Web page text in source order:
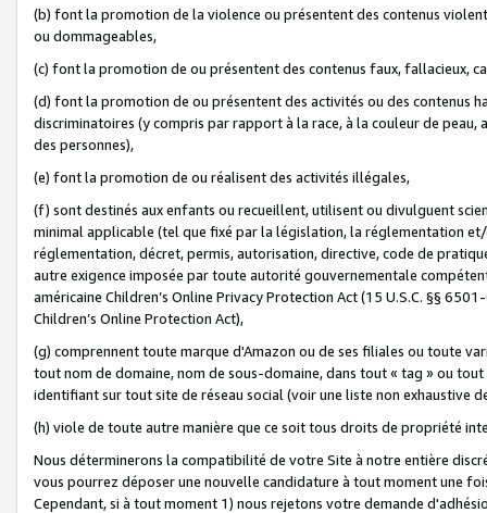
(b) font la promotion de la violence ou présentent des contenus
ou dommageables,
(c) font la promotion de ou présentent des contenus faux, fallacieux,
(d) font la promotion de ou présentent des activités ou des contenus
discriminatoires (y compris par rapport à la race, à la couleur de
des personnes),
(e) font la promotion de ou réalisent des activités illégales,
(f) sont destinés aux enfants ou recueillent, utilisent ou divulguent
minimal applicable (tel que fixé par la législation, la réglementation
réglementation, décret, permis, autorisation, directive, code de
autre exigence imposée par toute autorité gouvernementale
américaine Children’s Online Privacy Protection Act (15 U.S.C. §§
Children’s Online Protection Act),
(g) comprennent toute marque d'Amazon ou de ses filiales ou toute
tout nom de domaine, nom de sous-domaine, dans tout « tag » ou
identifiant sur tout site de réseau social (voir une liste non exhaustive
(h) viole de toute autre manière que ce soit tous droits de propriété
Nous déterminerons la compatibilité de votre Site à notre entière
vous pourrez déposer une nouvelle candidature à tout moment une
Cependant, si à tout moment 1) nous rejetons votre demande